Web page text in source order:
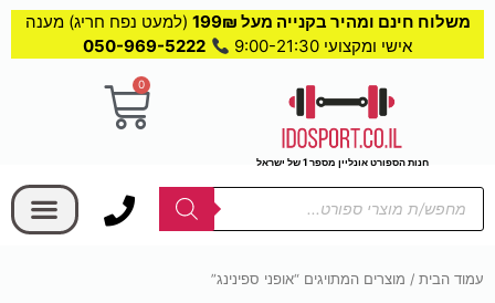
משלוח חינם ומהיר בקנייה מעל 199₪
(למעט נפח חריג) מענה
אישי ומקצועי 9:00-21:30
050-969-5222
חנות הספורט אונליין מספר 1 של ישראל
0
עגלת
Products
search
עמוד הבית / מוצרים המתויגים “אופני ספינינג”